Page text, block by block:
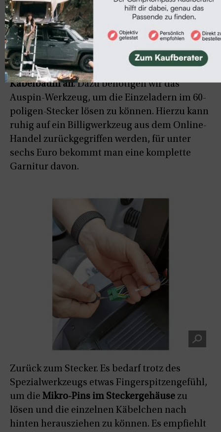
Es geht ans Eingemachte –
wir schließen den
Kupplungskabelstrang an den Kfz-
Kabelbaum an. Dazu benötigen wir das
Auspin-Werkzeug, um die Einzeladern im 60-
poligen-Stecker lösen zu können. Hierzu kann
ruhig auf ein Billigwerkzeug aus dem Online-
Handel zurückgegriffen werden, für unter
sechs Euro bekommt man eine komplette
Garnitur davon.
Zurück zum Stecker. Es bedarf trotz des
Spezialwerkzeugs etwas Fingerspitzengefühl,
um die Mikro-Pins im Steckergehäuse zu
lösen und die einzelnen Käbelchen nach
hinten herausziehen zu können. Es empfiehlt